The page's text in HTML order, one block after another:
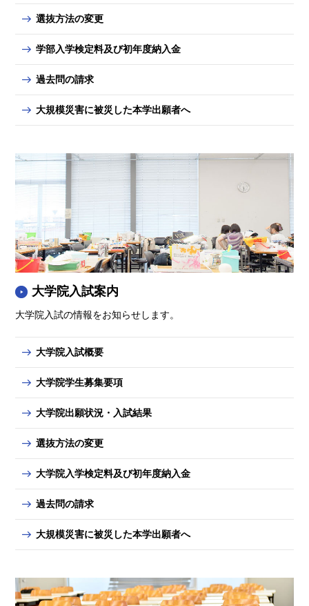
選抜方法の変更
学部入学検定料及び初年度納入金
過去問の請求
大規模災害に被災した本学出願者へ
大学院入試案内
大学院入試の情報をお知らせします。
大学院入試概要
大学院学生募集要項
大学院出願状況・入試結果
選抜方法の変更
大学院入学検定料及び初年度納入金
過去問の請求
大規模災害に被災した本学出願者へ